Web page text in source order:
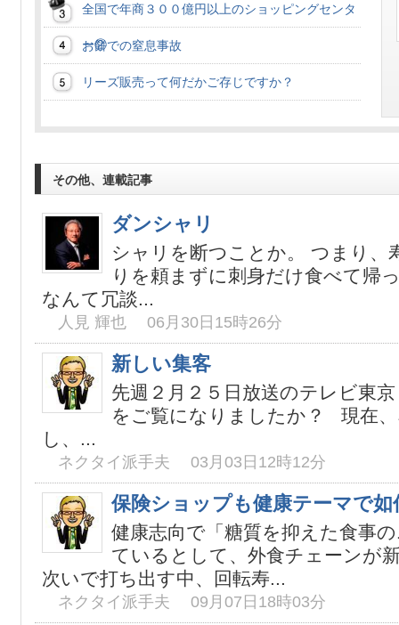
全国で年商３００億円以上のショッピングセンタ
ー②
お餅での窒息事故
リーズ販売って何だかご存じですか？
その他、連載記事
ダンシャリ
シャリを断つことか。 つまり、
りを頼まずに刺身だけ食べて帰
なんて冗談...
人見 輝也 06月30日15時26分
新しい集客
先週２月２５日放送のテレビ東
をご覧になりましたか？ 現在
し、...
ネクタイ派手夫 03月03日12時12分
保険ショップも健康テーマで
健康志向で「糖質を抑えた食事
ているとして、外食チェーンが
次いで打ち出す中、回転寿...
ネクタイ派手夫 09月07日18時03分